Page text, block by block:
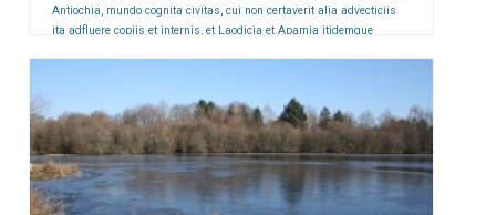
Antiochia, mundo cognita civitas, cui non certaverit alia advecticiis
ita adfluere copiis et internis, et Laodicia et Apamia itidemque